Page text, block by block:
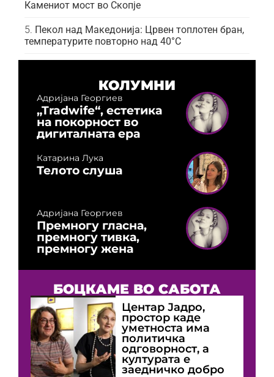
Камениот мост во Скопје
Пекол над Македонија: Црвен топлотен бран,
температурите повторно над 40°C
КОЛУМНИ
Адријана Георгиев
„Tradwife“, естетика
на покорност во
дигиталната ера
Катарина Лука
Телото слуша
Адријана Георгиев
Премногу гласна,
премногу тивка,
премногу жена
БОЦКАМЕ ВО САБОТА
Центар Јадро,
простор каде
уметноста има
политичка
одговорност, а
културата е
заедничко добро